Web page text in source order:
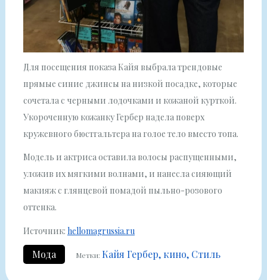
Для посещения показа Кайя выбрала трендовые
прямые синие джинсы на низкой посадке, которые
сочетала с черными лодочками и кожаной курткой.
Укороченную кожанку Гербер надела поверх
кружевного бюстгальтера на голое тело вместо топа.
Модель и актриса оставила волосы распущенными,
уложив их мягкими волнами, и нанесла сияющий
макияж с глянцевой помадой пыльно-розового
оттенка.
Источник: hellomagrussia.ru
Мода Метки: Кайя Гербер кино Стиль